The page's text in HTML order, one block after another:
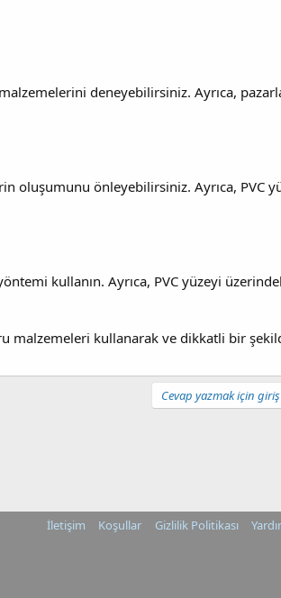
deneyebilirsiniz. Ayrıca,
oluşumunu önleyebilirsiniz. Ayrıca, PVC
kullanın. Ayrıca, PVC yüzeyi
malzemeleri kullanarak ve dikkatli bir
Cevap yazmak için
İletişim Koşullar Gizlilik Politikası